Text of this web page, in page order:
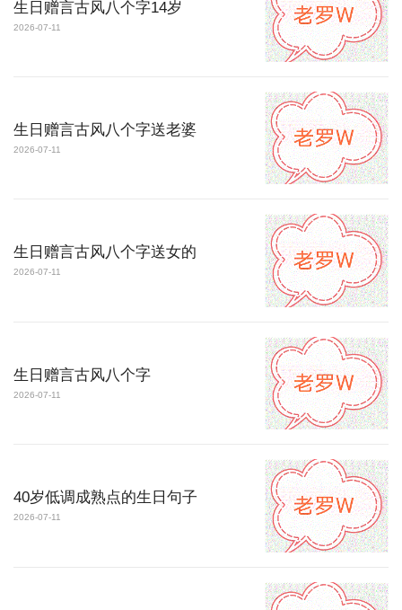
生日赠言古风八个字14岁
2026-07-11
生日赠言古风八个字送老婆
2026-07-11
生日赠言古风八个字送女的
2026-07-11
生日赠言古风八个字
2026-07-11
40岁低调成熟点的生日句子
2026-07-11